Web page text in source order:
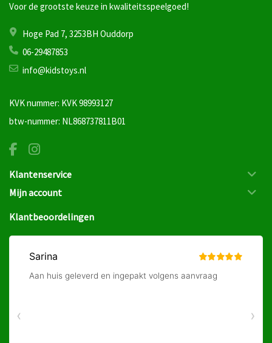
Voor de grootste keuze in kwaliteitsspeelgoed!
Hoge Pad 7, 3253BH Ouddorp
06-29487853
info@kidstoys.nl
KVK nummer: KVK 98993127
btw-nummer: NL868737811B01
Klantenservice
Mijn account
Klantbeoordelingen